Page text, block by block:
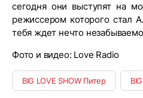
сегодня они выступят на
режиссером которого стал
тебя ждет нечто
Фото и видео: Love Radio
BIG LOVE SHOW Питер